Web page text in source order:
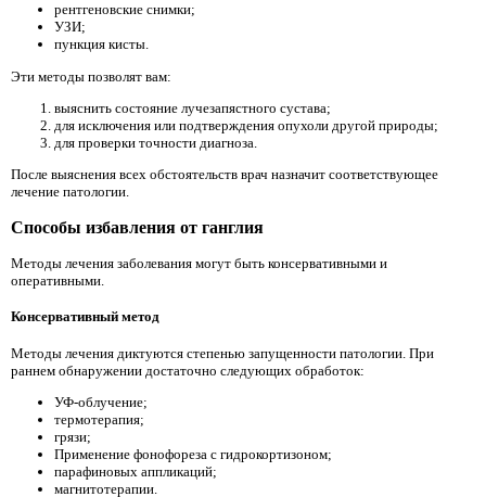
рентгеновские снимки;
УЗИ;
пункция кисты.
Эти методы позволят вам:
выяснить состояние лучезапястного сустава;
для исключения или подтверждения опухоли другой природы;
для проверки точности диагноза.
После выяснения всех обстоятельств врач назначит соответствующее
лечение патологии.
Способы избавления от ганглия
Методы лечения заболевания могут быть консервативными и
оперативными.
Консервативный метод
Методы лечения диктуются степенью запущенности патологии. При
раннем обнаружении достаточно следующих обработок:
УФ-облучение;
термотерапия;
грязи;
Применение фонофореза с гидрокортизоном;
парафиновых аппликаций;
магнитотерапии.